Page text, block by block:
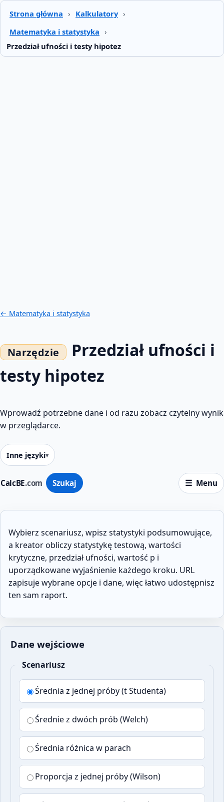
Strona główna › Kalkulatory ›
Matematyka i statystyka ›
Przedział ufności i testy hipotez
CalcBE.com Szukaj Menu
← Matematyka i statystyka
Przedział ufności i
testy hipotez
Wprowadź potrzebne dane i od razu zobacz czytelny wynik
w przeglądarce.
Inne języki
Wybierz scenariusz, wpisz statystyki podsumowujące,
a kreator obliczy statystykę testową, wartości
krytyczne, przedział ufności, wartość p i
uporządkowane wyjaśnienie każdego kroku. URL
zapisuje wybrane opcje i dane, więc łatwo udostępnisz
ten sam raport.
Dane wejściowe
Scenariusz
Średnia z jednej próby (t Studenta)
Średnie z dwóch prób (Welch)
Średnia różnica w parach
Proporcja z jednej próby (Wilson)